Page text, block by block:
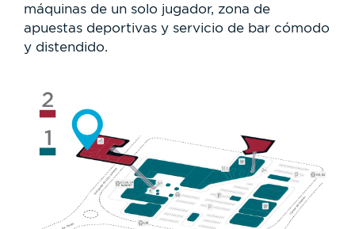
máquinas de un solo jugador, zona de
apuestas deportivas y servicio de bar cómodo
y distendido.